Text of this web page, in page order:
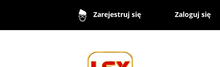
Zarejestruj się Zaloguj się